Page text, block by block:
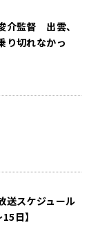
介監督 出雲、
り切れなかっ
～
スケジュール
日】